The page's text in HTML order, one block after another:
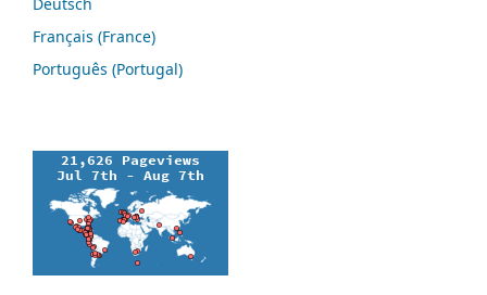
Français (France)
Português (Portugal)